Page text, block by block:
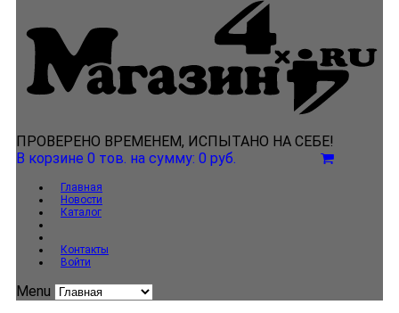
ПРОВЕРЕНО ВРЕМЕНЕМ, ИСПЫТАНО НА СЕБЕ!
В корзине 0 тов. на сумму: 0 руб.
Главная
Новости
Каталог
Контакты
Войти
Menu